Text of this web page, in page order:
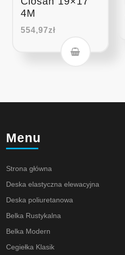
4M
554,97zł
Menu
Strona główna
Deska elastyczna elewacyjna
Deska poliuretanowa
Belka Rustykalna
Belka Modern
Cegiełka Klasik